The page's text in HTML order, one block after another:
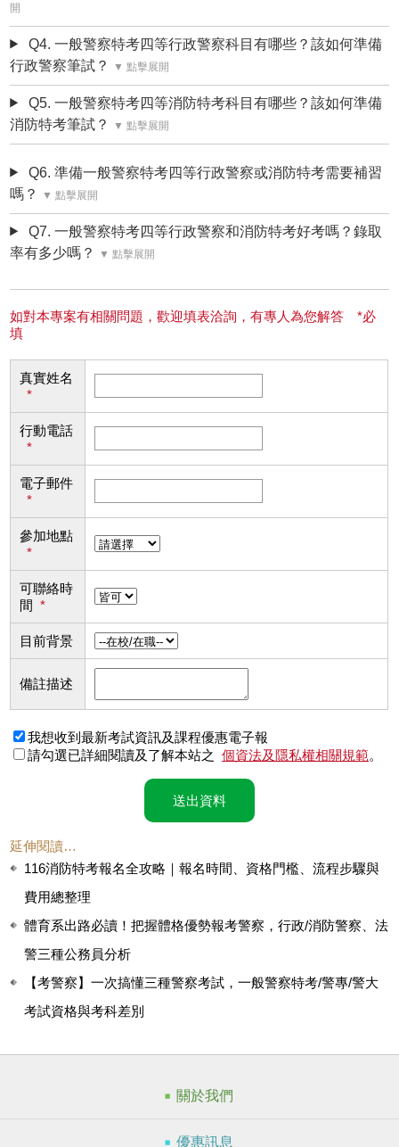
開
Q4. 一般警察特考四等行政警察科目有哪些？該如何準備
行政警察筆試？
▼ 點擊展開
Q5. 一般警察特考四等消防特考科目有哪些？該如何準備
消防特考筆試？
▼ 點擊展開
Q6. 準備一般警察特考四等行政警察或消防特考需要補習
嗎？
▼ 點擊展開
Q7. 一般警察特考四等行政警察和消防特考好考嗎？錄取
率有多少嗎？
▼ 點擊展開
如對本專案有相關問題，歡迎填表洽詢，有專人為您解答 *必
填
真實姓名
*
行動電話
*
電子郵件
*
參加地點
*
可聯絡時
間 *
目前背景
備註描述
我想收到最新考試資訊及課程優惠電子報
請勾選已詳細閱讀及了解本站之
個資法及隱私權相關規範。
送出資料
延伸閱讀…
116消防特考報名全攻略｜報名時間、資格門檻、流程步驟與
費用總整理
體育系出路必讀！把握體格優勢報考警察，行政/消防警察、法
警三種公務員分析
【考警察】一次搞懂三種警察考試，一般警察特考/警專/警大
考試資格與考科差別
關於我們
優惠訊息